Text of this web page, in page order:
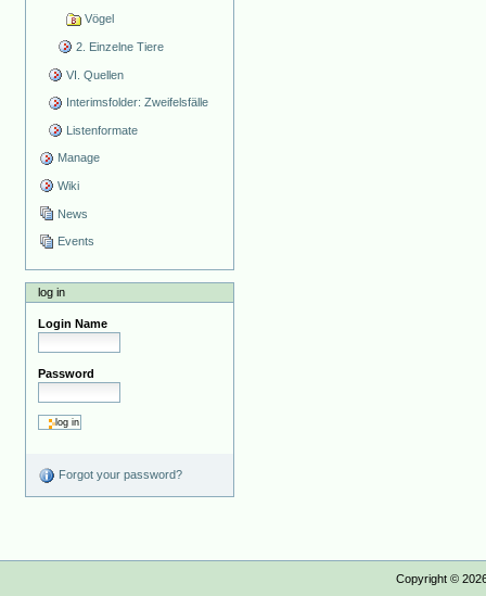
Vögel
2. Einzelne Tiere
VI. Quellen
Interimsfolder: Zweifelsfälle
Listenformate
Manage
Wiki
News
Events
log in
Login Name
Password
Forgot your password?
Copyright ©